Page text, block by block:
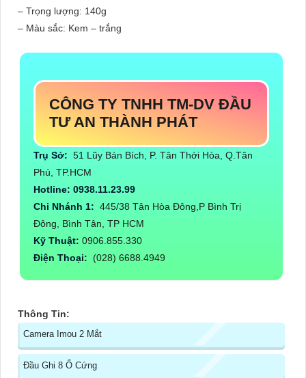
– Trọng lượng: 140g
– Màu sắc: Kem – trắng
CÔNG TY TNHH TM-DV ĐẦU
TƯ AN THÀNH PHÁT
Trụ Sở: 51 Lũy Bán Bích, P. Tân Thới Hòa, Q.Tân
Phú, TP.HCM
Hotline: 0938.11.23.99
Chi Nhánh 1: 445/38 Tân Hòa Đông,P Bình Trị
Đông, Bình Tân, TP HCM
Kỹ Thuật: 0906.855.330
Điện Thoại: (028) 6688.4949
Thông Tin:
Camera Imou 2 Mắt
Đầu Ghi 8 Ổ Cứng